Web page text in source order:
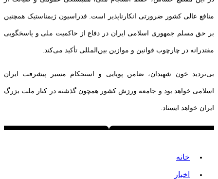
منافع عالی کشور ضرورتی انکارناپذیر است. فدراسیون ژیمناستیک همچنین
بر حق مسلم جمهوری اسلامی ایران در دفاع از حاکمیت ملی و پاسخگویی
مقتدرانه در چارچوب قوانین و موازین بین‌المللی تأکید می‌کند.
بی‌تردید خون شهیدان، ضامن پویایی و استحکام مسیر پیشرفت ایران
اسلامی خواهد بود و جامعه ورزش کشور همچون گذشته در کنار ملت بزرگ
ایران خواهد ایستاد.
خانه
اخبار